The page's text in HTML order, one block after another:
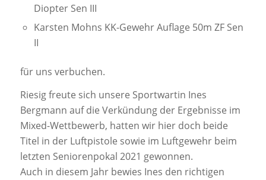
Diopter Sen III
Karsten Mohns KK-Gewehr Auflage 50m ZF Sen
II
für uns verbuchen.
Riesig freute sich unsere Sportwartin Ines
Bergmann auf die Verkündung der Ergebnisse im
Mixed-Wettbewerb, hatten wir hier doch beide
Titel in der Luftpistole sowie im Luftgewehr beim
letzten Seniorenpokal 2021 gewonnen.
Auch in diesem Jahr bewies Ines den richtigen